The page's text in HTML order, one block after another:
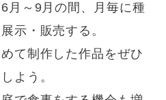
月～9月の間、月毎に種
示・販売する。
て制作した作品をぜひ
よう。